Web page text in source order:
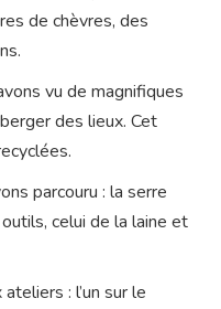
de chèvres, des
vu de magnifiques
des lieux. Cet
parcouru : la serre
celui de la laine et
: l’un sur le